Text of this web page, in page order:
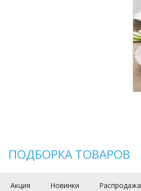
ПОДБОРКА ТОВАРОВ
Акция Новинки Распродажа